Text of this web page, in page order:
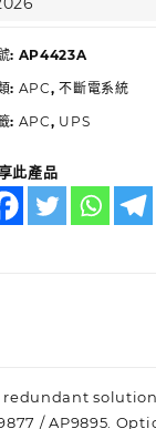
: AP4423A
: APC,不斷電系統
: APC, UPS
此產品
redundant
/ AP9895.